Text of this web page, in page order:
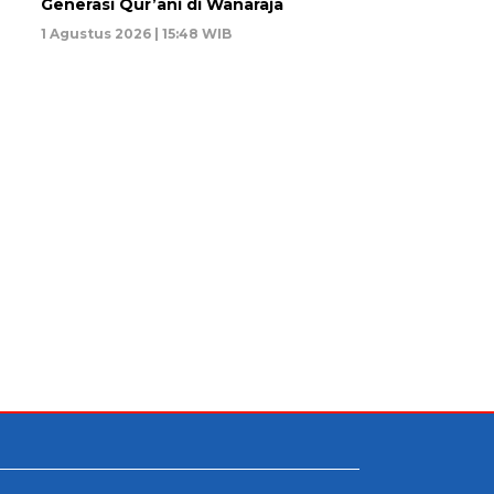
Generasi Qur’ani di Wanaraja
1 Agustus 2026 | 15:48 WIB